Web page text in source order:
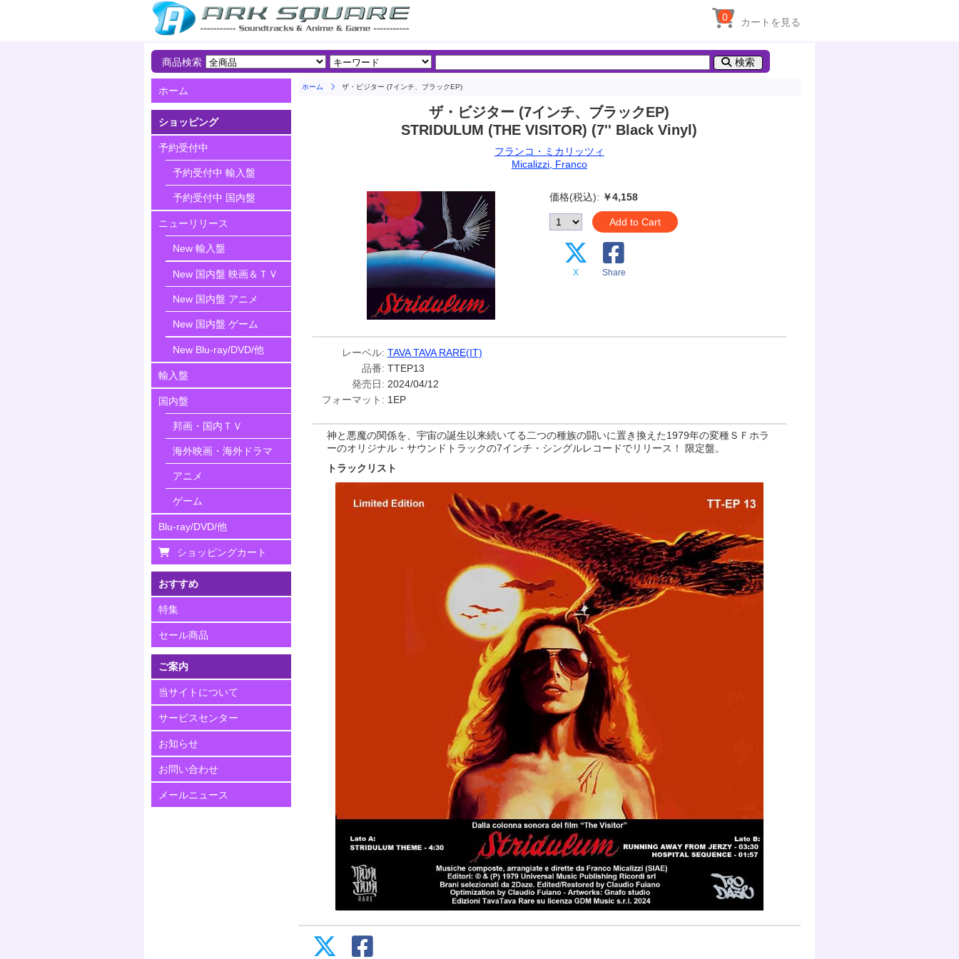
カートを見る
0
商品検索 検索
ホーム
ショッピング
予約受付中
予約受付中 輸入盤
予約受付中 国内盤
ニューリリース
New 輸入盤
New 国内盤 映画＆ＴＶ
New 国内盤 アニメ
New 国内盤 ゲーム
New Blu-ray/DVD/他
輸入盤
国内盤
邦画・国内ＴＶ
海外映画・海外ドラマ
アニメ
ゲーム
Blu-ray/DVD/他
ショッピングカート
おすすめ
特集
セール商品
ご案内
当サイトについて
サービスセンター
お知らせ
お問い合わせ
メールニュース
ホーム ザ・ビジター (7インチ、ブラックEP)
ザ・ビジター (7インチ、ブラックEP)
STRIDULUM (THE VISITOR) (7'' Black Vinyl)
フランコ・ミカリッツィ
Micalizzi, Franco
価格(税込): ￥4,158
Add to Cart
X Share
レーベル: TAVA TAVA RARE(IT)
品番: TTEP13
発売日: 2024/04/12
フォーマット: 1EP
神と悪魔の関係を、宇宙の誕生以来続いてる二つの種族の闘いに置き換えた1979年の変種ＳＦホラ
ーのオリジナル・サウンドトラックの7インチ・シングルレコードでリリース！ 限定盤。
トラックリスト